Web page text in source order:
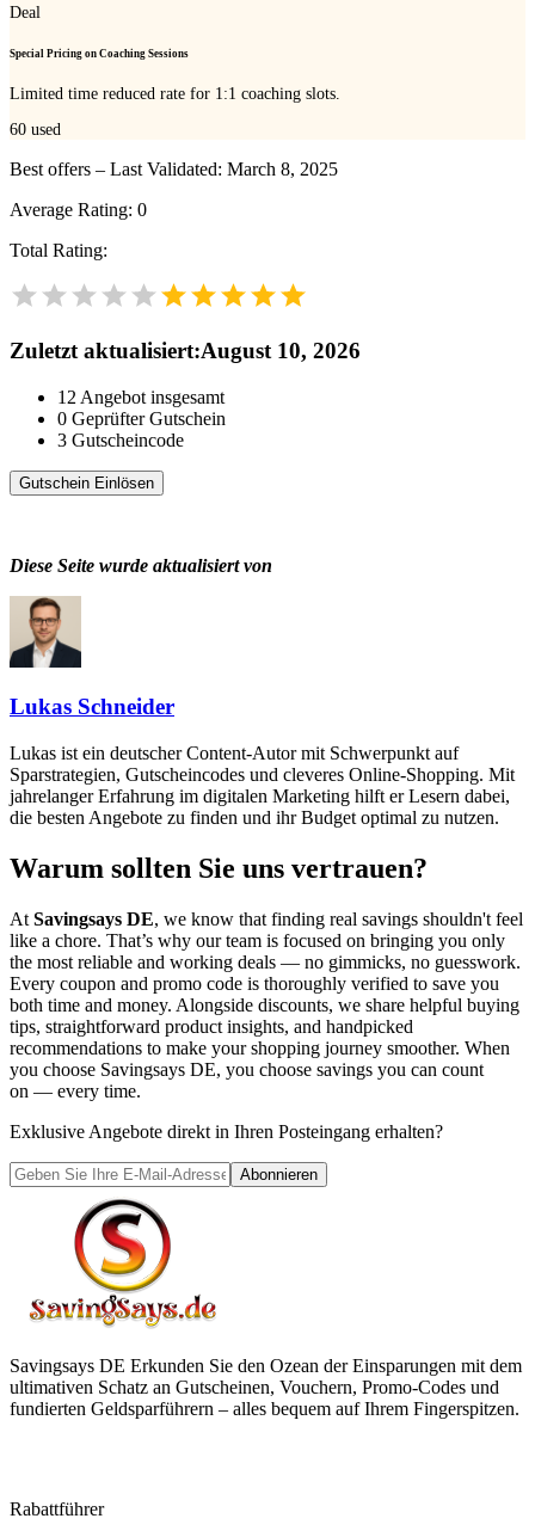
Deal
Special Pricing on Coaching Sessions
Limited time reduced rate for 1:1 coaching slots.
60 used
Best offers – Last Validated: March 8, 2025
Average Rating: 0
Total Rating:
Zuletzt aktualisiert:August 10, 2026
12 Angebot insgesamt
0 Geprüfter Gutschein
3 Gutscheincode
Gutschein Einlösen
Diese Seite wurde aktualisiert von
Lukas Schneider
Lukas ist ein deutscher Content-Autor mit Schwerpunkt auf
Sparstrategien, Gutscheincodes und cleveres Online-Shopping. Mit
jahrelanger Erfahrung im digitalen Marketing hilft er Lesern dabei,
die besten Angebote zu finden und ihr Budget optimal zu nutzen.
Warum sollten Sie uns vertrauen?
At Savingsays DE, we know that finding real savings shouldn't feel
like a chore. That’s why our team is focused on bringing you only
the most reliable and working deals — no gimmicks, no guesswork.
Every coupon and promo code is thoroughly verified to save you
both time and money. Alongside discounts, we share helpful buying
tips, straightforward product insights, and handpicked
recommendations to make your shopping journey smoother. When
you choose Savingsays DE, you choose savings you can count
on — every time.
Exklusive Angebote direkt in Ihren Posteingang erhalten?
Abonnieren
Savingsays DE Erkunden Sie den Ozean der Einsparungen mit dem
ultimativen Schatz an Gutscheinen, Vouchern, Promo-Codes und
fundierten Geldsparführern – alles bequem auf Ihrem Fingerspitzen.
Rabattführer